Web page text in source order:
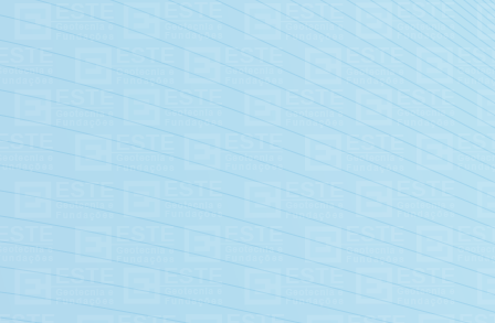
Rotocrete (Deep Soil Mixing)
CGC (Compaction Grouting
Column)
Estaca de Brita - Estaca de Areia -
Ringtrac
Injeção e consolidação de Solos
Congelamento de Solos